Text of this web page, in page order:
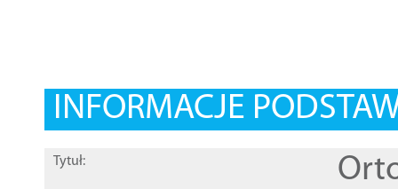
INFORMACJE
Tytuł: